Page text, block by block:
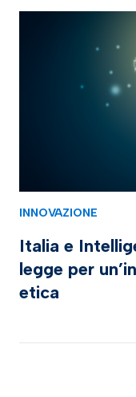
INNOVAZIONE
Italia e
legge per
etica